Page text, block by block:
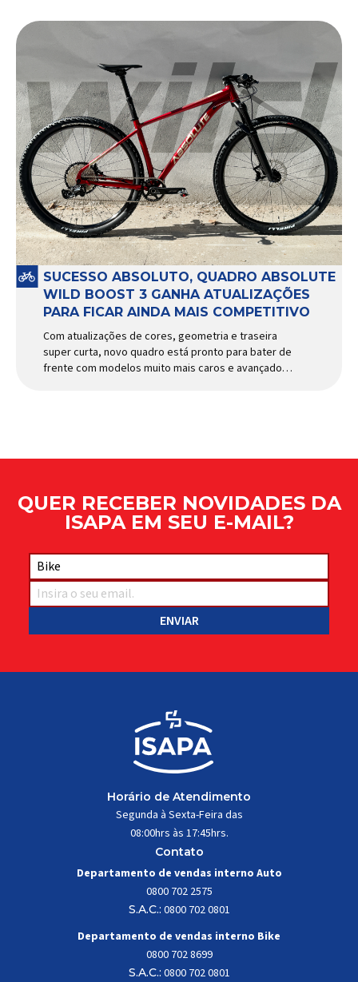
SUCESSO ABSOLUTO, QUADRO ABSOLUTE
WILD BOOST 3 GANHA ATUALIZAÇÕES
PARA FICAR AINDA MAIS COMPETITIVO
Com atualizações de cores, geometria e traseira
super curta, novo quadro está pronto para bater de
frente com modelos muito mais caros e avançados
QUER RECEBER NOVIDADES DA
ISAPA EM SEU E-MAIL?
Horário de Atendimento
Segunda à Sexta-Feira das
08:00hrs às 17:45hrs.
Contato
Departamento de vendas interno Auto
0800 702 2575
S.A.C.: 0800 702 0801
Departamento de vendas interno Bike
0800 702 8699
S.A.C.: 0800 702 0801